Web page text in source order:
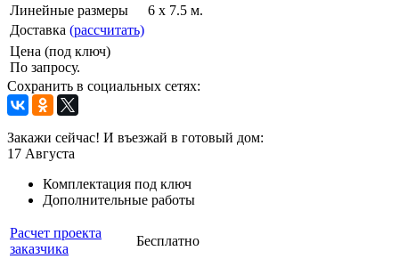
Линейные размеры
6 x 7.5 м.
Доставка (рассчитать)
Цена (под ключ)
По запросу.
Сохранить в социальных сетях:
Закажи сейчас! И въезжай в готовый дом:
17 Августа
Комплектация под ключ
Дополнительные работы
Расчет проекта
заказчика
Бесплатно